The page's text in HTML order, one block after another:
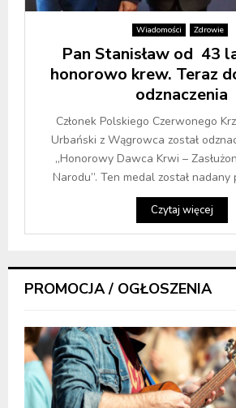
Wiadomości Zdrowie
Pan Stanisław od 43
honorowo krew. Teraz
odznaczenia
Członek Polskiego Czerwonego
Urbański z Wągrowca został
„Honorowy Dawca Krwi –
Narodu”. Ten medal został nadany
Czytaj więcej
PROMOCJA / OGŁOSZENIA